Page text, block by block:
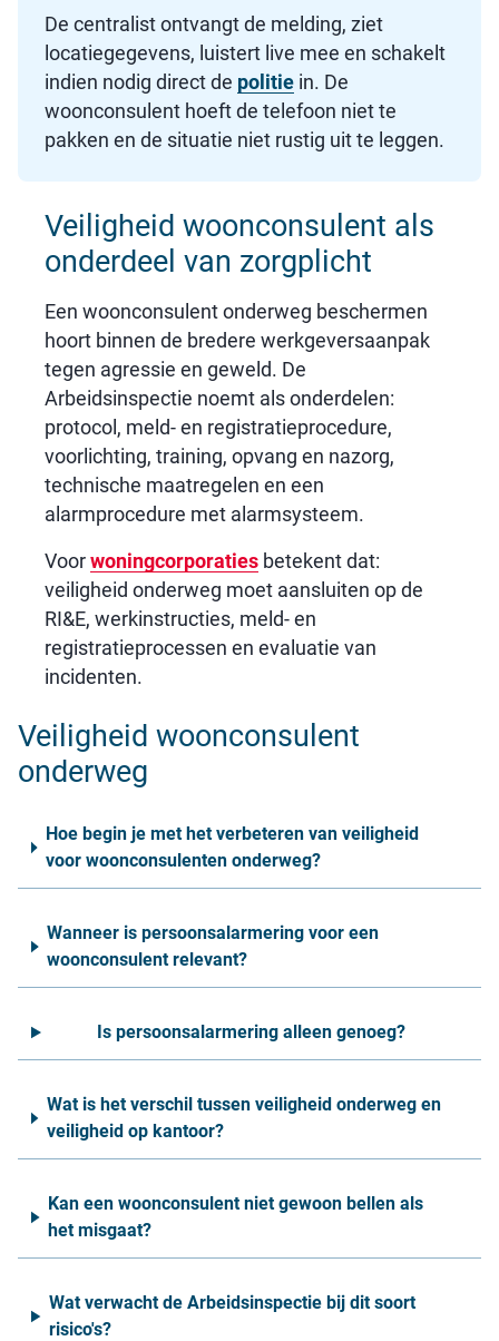
De centralist ontvangt de melding, ziet
locatiegegevens, luistert live mee en schakelt
indien nodig direct de politie in. De
woonconsulent hoeft de telefoon niet te
pakken en de situatie niet rustig uit te leggen.
Veiligheid woonconsulent als
onderdeel van zorgplicht
Een woonconsulent onderweg beschermen
hoort binnen de bredere werkgeversaanpak
tegen agressie en geweld. De
Arbeidsinspectie noemt als onderdelen:
protocol, meld- en registratieprocedure,
voorlichting, training, opvang en nazorg,
technische maatregelen en een
alarmprocedure met alarmsysteem.
Voorwoningcorporaties betekent dat:
veiligheid onderweg moet aansluiten op de
RI&E, werkinstructies, meld- en
registratieprocessen en evaluatie van
incidenten.
Veiligheid woonconsulent
onderweg
Hoe begin je met het verbeteren van veiligheid
voor woonconsulenten onderweg?
Wanneer is persoonsalarmering voor een
woonconsulent relevant?
Is persoonsalarmering alleen genoeg?
Wat is het verschil tussen veiligheid onderweg en
veiligheid op kantoor?
Kan een woonconsulent niet gewoon bellen als
het misgaat?
Wat verwacht de Arbeidsinspectie bij dit soort
risico's?